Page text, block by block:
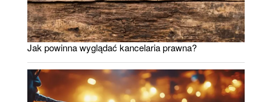
Jak powinna wyglądać kancelaria prawna?